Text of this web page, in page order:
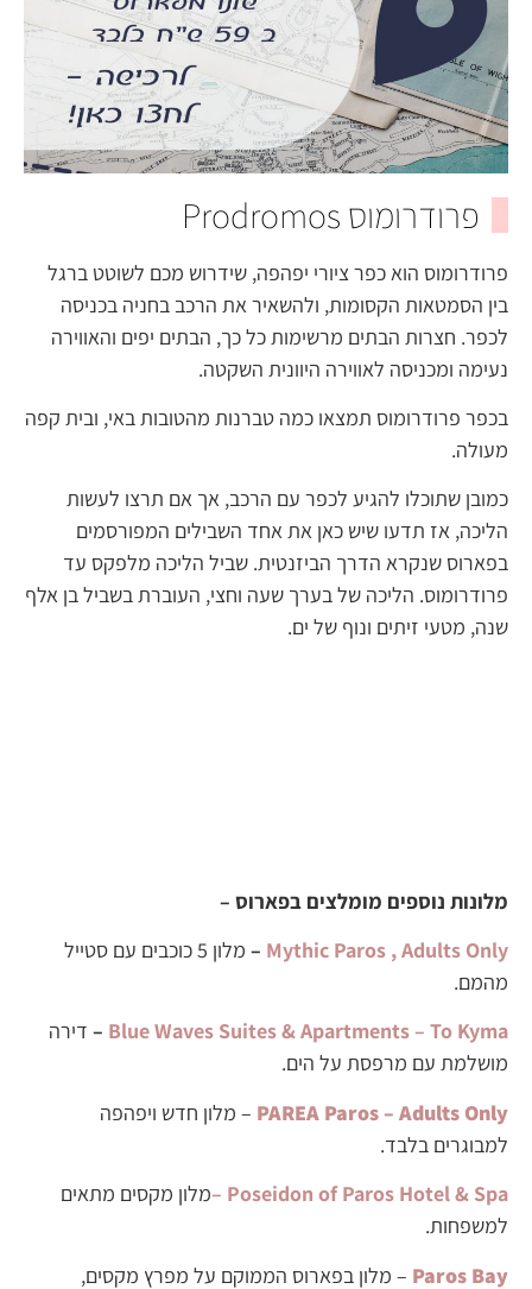
פרודרומוס Prodromos
פרודרומוס הוא כפר ציורי יפהפה, שידרוש מכם לשוטט ברגל
בין הסמטאות הקסומות, ולהשאיר את הרכב בחניה בכניסה
לכפר. חצרות הבתים מרשימות כל כך, הבתים יפים והאווירה
נעימה ומכניסה לאווירה היוונית השקטה.
בכפר פרודרומוס תמצאו כמה טברנות מהטובות באי, ובית קפה
מעולה.
כמובן שתוכלו להגיע לכפר עם הרכב, אך אם תרצו לעשות
הליכה, אז תדעו שיש כאן את אחד השבילים המפורסמים
בפארוס שנקרא הדרך הביזנטית. שביל הליכה מלפקס עד
פרודרומוס. הליכה של בערך שעה וחצי, העוברת בשביל בן אלף
שנה, מטעי זיתים ונוף של ים.
מלונות נוספים מומלצים בפארוס –
Mythic Paros , Adults Only
–
מלון 5 כוכבים עם סטייל
מהמם.
Blue Waves Suites & Apartments – To Kyma
– דירה
מושלמת עם מרפסת על הים.
PAREA Paros – Adults Only – מלון חדש ויפהפה
למבוגרים בלבד.
Poseidon of Paros Hotel & Spa –
מלון מקסים מתאים
למשפחות.
Paros Bay – מלון בפארוס הממוקם על מפרץ מקסים,